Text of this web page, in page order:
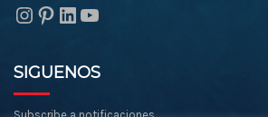
Instagram
Pinterest
LinkedIn
YouTube
SIGUENOS